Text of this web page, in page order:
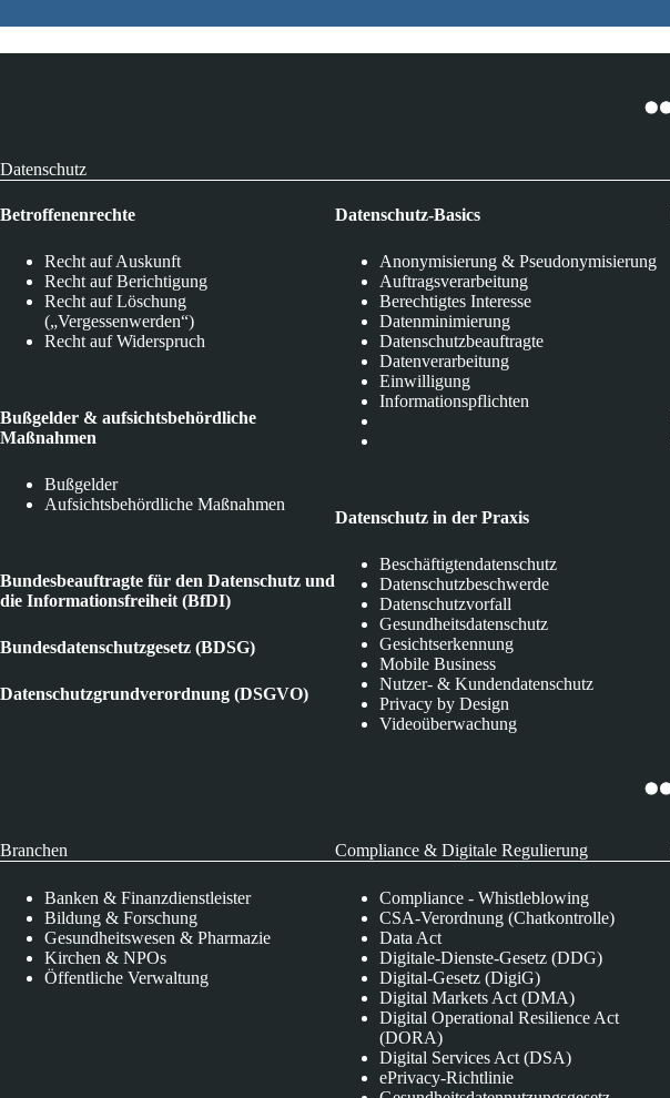
Datenschutz
Betroffenenrechte
Recht auf Auskunft
Recht auf Berichtigung
Recht auf Löschung
(„Vergessenwerden“)
Recht auf Widerspruch
Bußgelder & aufsichtsbehördliche
Maßnahmen
Bußgelder
Aufsichtsbehördliche Maßnahmen
Bundesbeauftragte für den Datenschutz und
die Informationsfreiheit (BfDI)
Bundesdatenschutzgesetz (BDSG)
Datenschutzgrundverordnung (DSGVO)
Datenschutz-Basics
Anonymisierung & Pseudonymisierung
Auftragsverarbeitung
Berechtigtes Interesse
Datenminimierung
Datenschutzbeauftragte
Datenverarbeitung
Einwilligung
Informationspflichten
Datenschutz in der Praxis
Beschäftigtendatenschutz
Datenschutzbeschwerde
Datenschutzvorfall
Gesundheitsdatenschutz
Gesichtserkennung
Mobile Business
Nutzer- & Kundendatenschutz
Privacy by Design
Videoüberwachung
Branchen
Banken & Finanzdienstleister
Bildung & Forschung
Gesundheitswesen & Pharmazie
Kirchen & NPOs
Öffentliche Verwaltung
Compliance & Digitale Regulierung
Compliance - Whistleblowing
CSA-Verordnung (Chatkontrolle)
Data Act
Digitale-Dienste-Gesetz (DDG)
Digital-Gesetz (DigiG)
Digital Markets Act (DMA)
Digital Operational Resilience Act
(DORA)
Digital Services Act (DSA)
ePrivacy-Richtlinie